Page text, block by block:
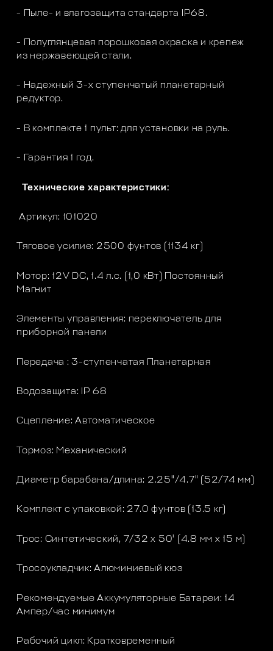
- Пыле- и влагозащита стандарта IP68.
- Полуглянцевая порошковая окраска и крепеж
из нержавеющей стали.
- Надежный 3-х ступенчатый планетарный
редуктор.
- В комплекте 1 пульт: для установки на руль.
- Гарантия 1 год.
Технические характеристики:
Артикул: 101020
Тяговое усилие: 2500 фунтов (1134 кг)
Мотор: 12V DC, 1.4 л.с. (1,0 кВт) Постоянный
Магнит
Элементы управления: переключатель для
приборной панели
Передача : 3-ступенчатая Планетарная
Водозащита: IP 68
Сцепление: Автоматическое
Тормоз: Механический
Диаметр барабана/длина: 2.25"/4.7" (52/74 мм)
Комплект с упаковкой: 27.0 фунтов (13.5 кг)
Трос: Синтетический, 7/32 x 50' (4.8 мм х 15 м)
Тросоукладчик: Алюминиевый кюз
Рекомендуемые Аккумуляторные Батареи: 14
Ампер/час минимум
Рабочий цикл: Кратковременный